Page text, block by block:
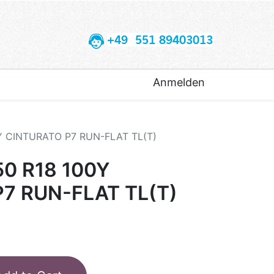
+49 551 89403013
Anmelden
CINTURATO P7 RUN-FLAT TL(T)
R18 100Y
RUN-FLAT TL(T)